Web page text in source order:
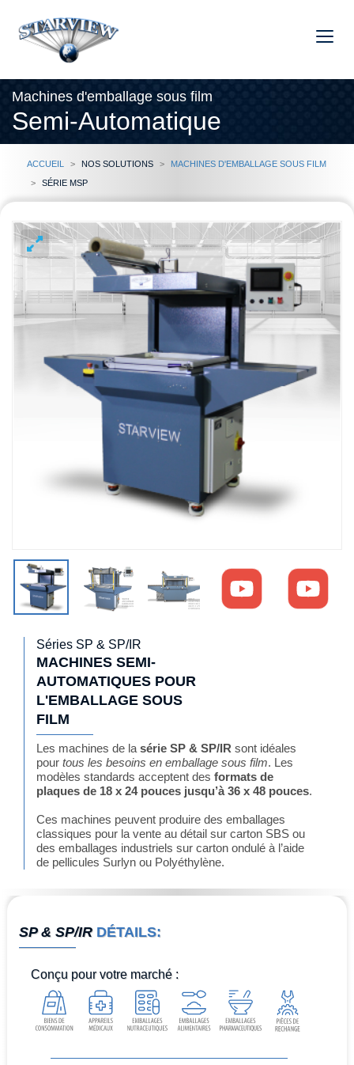
Machines d'emballage sous film
Semi-Automatique
Accueil Nos solutions
Machines d'emballage sous film
Série MSP
Séries SP & SP/IR
MACHINES SEMI-
AUTOMATIQUES POUR
L'EMBALLAGE SOUS
FILM
Les machines de la série SP & SP/IR sont idéales
pour tous les besoins en emballage sous film. Les
modèles standards acceptent des formats de
plaques de 18 x 24 pouces jusqu’à 36 x 48 pouces.
Ces machines peuvent produire des emballages
classiques pour la vente au détail sur carton SBS ou
des emballages industriels sur carton ondulé à l’aide
de pellicules Surlyn ou Polyéthylène.
SP & SP/IRDÉTAILS:
Conçu pourvotre marché :